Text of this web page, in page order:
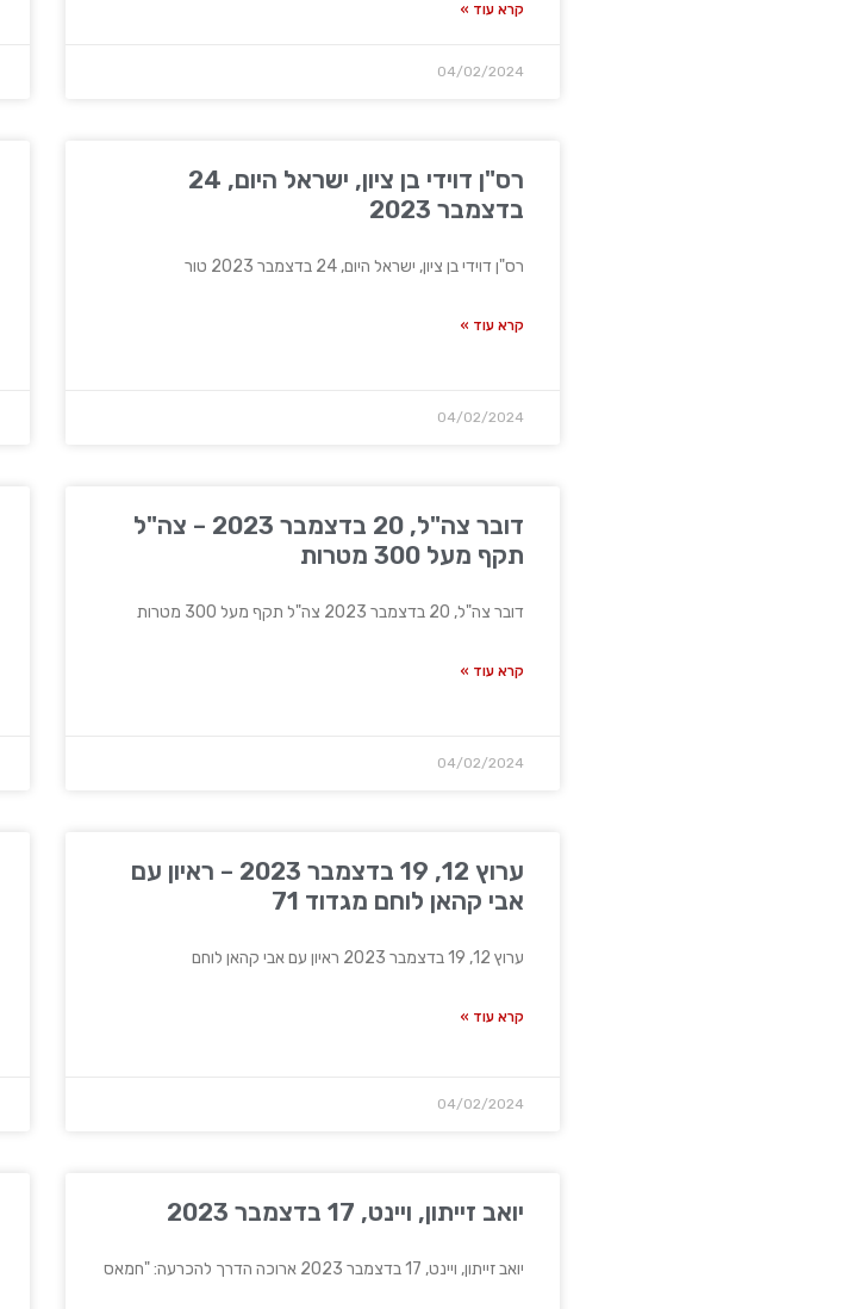
קרא עוד »
04/02/2024
רס"ן דוידי בן ציון, ישראל היום, 24
בדצמבר 2023
רס"ן דוידי בן ציון, ישראל היום, 24 בדצמבר 2023 טור
קרא עוד »
04/02/2024
דובר צה"ל, 20 בדצמבר 2023 – צה"ל
תקף מעל 300 מטרות
דובר צה"ל, 20 בדצמבר 2023 צה"ל תקף מעל 300 מטרות
קרא עוד »
04/02/2024
ערוץ 12, 19 בדצמבר 2023 – ראיון עם
אבי קהאן לוחם מגדוד 71
ערוץ 12, 19 בדצמבר 2023 ראיון עם אבי קהאן לוחם
קרא עוד »
04/02/2024
יואב זייתון, ויינט, 17 בדצמבר 2023
יואב זייתון, ויינט, 17 בדצמבר 2023 ארוכה הדרך להכרעה: "חמאס